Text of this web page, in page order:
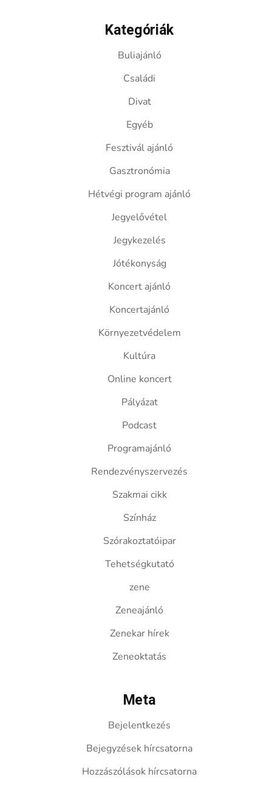
Kategóriák
Buliajánló
Családi
Divat
Egyéb
Fesztivál ajánló
Gasztronómia
Hétvégi program ajánló
Jegyelővétel
Jegykezelés
Jótékonyság
Koncert ajánló
Koncertajánló
Környezetvédelem
Kultúra
Online koncert
Pályázat
Podcast
Programajánló
Rendezvényszervezés
Szakmai cikk
Színház
Szórakoztatóipar
Tehetségkutató
zene
Zeneajánló
Zenekar hírek
Zeneoktatás
Meta
Bejelentkezés
Bejegyzések hírcsatorna
Hozzászólások hírcsatorna